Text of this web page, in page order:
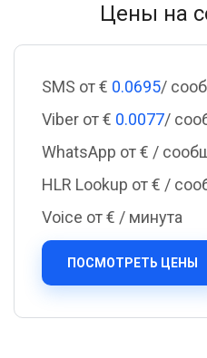
Цены на
SMS от € 0.0695/
Viber от € 0.0077/
WhatsApp от € /
HLR Lookup от € /
Voice от € / минута
ПОСМОТРЕТЬ ЦЕНЫ